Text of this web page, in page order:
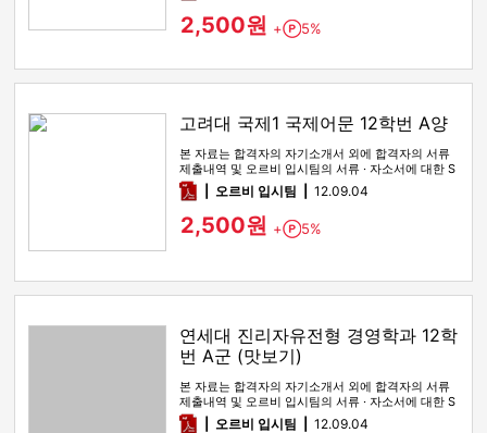
2,500원 + Point
5%
고려대 국제1 국제어문 12학번 A양
본 자료는 합격자의 자기소개서 외에 합격자의 서류
제출내역 및 오르비 입시팀의 서류 · 자소서에 대한 S
WOT 분석이 포함돼 …
pdf오르비 입시팀 12.09.04
2,500원 + Point
5%
연세대 진리자유전형 경영학과 12학
번 A군 (맛보기)
본 자료는 합격자의 자기소개서 외에 합격자의 서류
제출내역 및 오르비 입시팀의 서류 · 자소서에 대한 S
WOT 분석이 포함돼 …
pdf오르비 입시팀 12.09.04